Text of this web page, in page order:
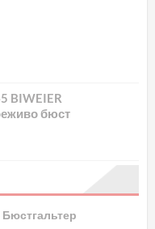
BIWEIER
бюст
Бюстгальтер